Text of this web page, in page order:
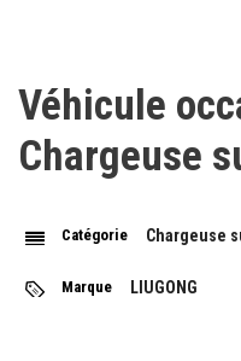
Véhicule
Chargeuse
Catégorie Chargeuse
Marque LIUGONG